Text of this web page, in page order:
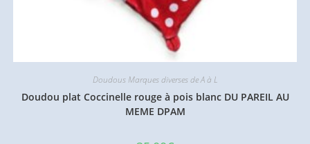
Doudous Marques diverses de A à L
Doudou plat Coccinelle rouge à pois blanc DU PAREIL AU
MEME DPAM